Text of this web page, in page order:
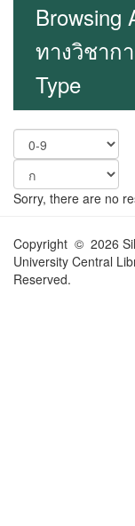
Browsing
ทางวิชาก
Type
Sorry, there are no
Copyright © 2026
University Central
Reserved.